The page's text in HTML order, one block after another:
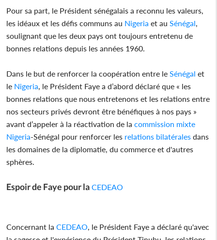
Pour sa part, le Président sénégalais a reconnu les valeurs,
les idéaux et les défis communs au Nigeria et au Sénégal
soulignant que les deux pays ont toujours entretenu de
bonnes relations depuis les années 1960.
Dans le but de renforcer la coopération entre le Sénégal et
le Nigeria , le Président Faye a d’abord déclaré que « les
bonnes relations que nous entretenons et les relations entre
nos secteurs privés devront être bénéfiques à nos pays »
avant d’appeler à la réactivation de la commission mixte
Nigeria-Sénégal pour renforcer les relations bilatérales dans
les domaines de la diplomatie, du commerce et d'autres
sphères.
Espoir de Faye pour la CEDEAO
Concernant la CEDEAO , le Président Faye a déclaré qu'avec